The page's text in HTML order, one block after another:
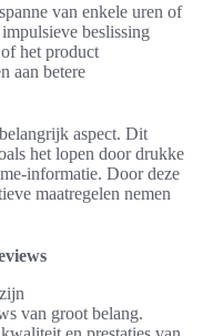
van enkele uren of
beslissing
het product
aan betere
aspect. Dit
het lopen door drukke
informatie. Door deze
maatregelen nemen
zijn
van groot belang.